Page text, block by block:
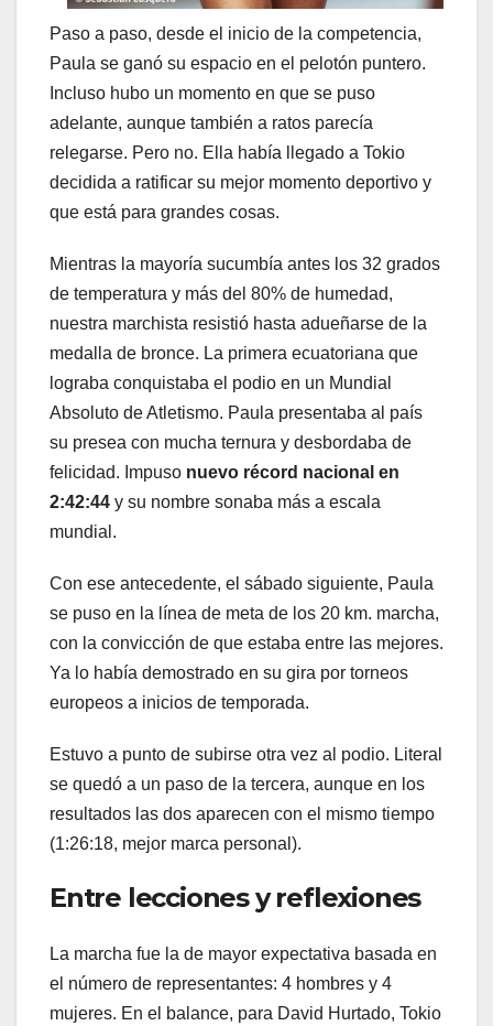
Paso a paso, desde el inicio de la competencia,
Paula se ganó su espacio en el pelotón puntero.
Incluso hubo un momento en que se puso
adelante, aunque también a ratos parecía
relegarse. Pero no. Ella había llegado a Tokio
decidida a ratificar su mejor momento deportivo y
que está para grandes cosas.
Mientras la mayoría sucumbía antes los 32 grados
de temperatura y más del 80% de humedad,
nuestra marchista resistió hasta adueñarse de la
medalla de bronce. La primera ecuatoriana que
lograba conquistaba el podio en un Mundial
Absoluto de Atletismo. Paula presentaba al país
su presea con mucha ternura y desbordaba de
felicidad. Impuso nuevo récord nacional en
2:42:44 y su nombre sonaba más a escala
mundial.
Con ese antecedente, el sábado siguiente, Paula
se puso en la línea de meta de los 20 km. marcha,
con la convicción de que estaba entre las mejores.
Ya lo había demostrado en su gira por torneos
europeos a inicios de temporada.
Estuvo a punto de subirse otra vez al podio. Literal
se quedó a un paso de la tercera, aunque en los
resultados las dos aparecen con el mismo tiempo
(1:26:18, mejor marca personal).
Entre lecciones y reflexiones
La marcha fue la de mayor expectativa basada en
el número de representantes: 4 hombres y 4
mujeres. En el balance, para David Hurtado, Tokio